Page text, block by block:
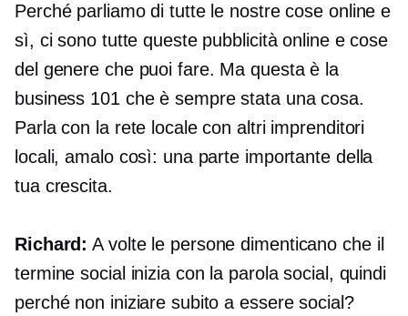
Perché parliamo di tutte le nostre cose online e
sì, ci sono tutte queste pubblicità online e cose
del genere che puoi fare. Ma questa è la
business 101 che è sempre stata una cosa.
Parla con la rete locale con altri imprenditori
locali, amalo così: una parte importante della
tua crescita.
Richard: A volte le persone dimenticano che il
termine social inizia con la parola social, quindi
perché non iniziare subito a essere social?